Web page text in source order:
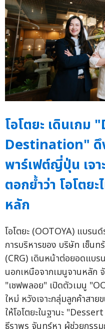
โอโตยะ เดินเกม
Destination" ดึ
พาร์เฟต์ญี่ปุ่น เจา
ตอกย้ำว่า โอโตย
หลัก
โอโตยะ (OOTOYA) แบร
การบริหารของ บริษัท เซ็น
(CRG) เดินหน้าต่อยอดแบ
นอกเหนือจากเมนูจานหลัก
"เชฟพลอย" เปิดตัวเมนู
ใหม่ หวังเจาะกลุ่มลูกค้าสา
ให้โอโตยะในฐานะ
ธีราพร จันทร์หา ผู้ช่วยกรร